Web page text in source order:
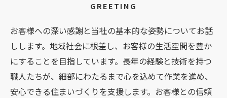
GREETING
お客様への深い感謝と当社の基本的な姿勢についてお話
しします。地域社会に根差し、お客様の生活空間を豊か
にすることを目指しています。長年の経験と技術を持つ
職人たちが、細部にわたるまで心を込めて作業を進め、
安心できる住まいづくりを支援します。お客様との信頼